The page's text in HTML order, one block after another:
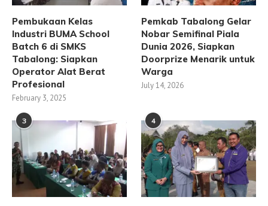
Pembukaan Kelas
Industri BUMA School
Batch 6 di SMKS
Tabalong: Siapkan
Operator Alat Berat
Profesional
February 3, 2025
Pemkab Tabalong Gelar
Nobar Semifinal Piala
Dunia 2026, Siapkan
Doorprize Menarik untuk
Warga
July 14, 2026
3 4